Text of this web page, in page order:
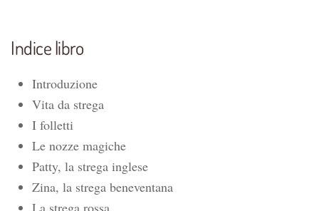
Indice libro
Introduzione
Vita da strega
I folletti
Le nozze magiche
Patty, la strega inglese
Zina, la strega beneventana
La strega rossa